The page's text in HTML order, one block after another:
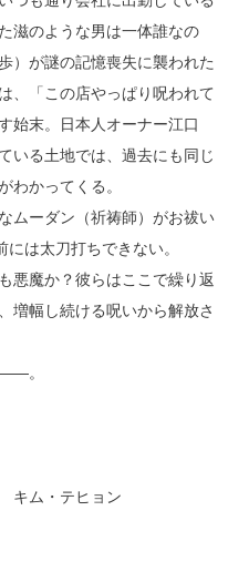
滋のような男は一体誰なの
が謎の記憶喪失に襲われた
、「この店やっぱり呪われて
始末。日本人オーナー江口
いる土地では、過去にも同じ
わかってくる。
ムーダン（祈祷師）がお祓い
には太刀打ちできない。
悪魔か？彼らはここで繰り返
増幅し続ける呪いから解放さ
。
ム・テヒョン